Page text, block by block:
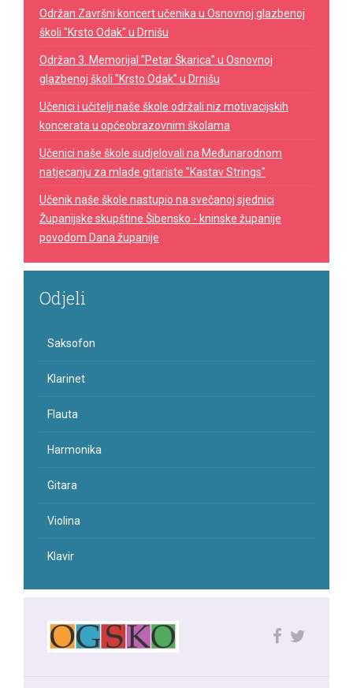
Održan Završni koncert učenika u Osnovnoj glazbenoj
školi "Krsto Odak" u Drnišu
Održan 3. Memorijal "Petar Škarica" u Osnovnoj
glazbenoj školi "Krsto Odak" u Drnišu
Učenici i učitelji naše škole održali niz motivacijskih
koncerata u općeobrazovnim školama
Učenici naše škole sudjelovali na Međunarodnom
natjecanju za mlade gitariste "Kastav Strings"
Učenik naše škole nastupio na svečanoj sjednici
Županijske skupštine Šibensko - kninske županije
povodom Dana županije
Odjeli
Saksofon
Klarinet
Flauta
Harmonika
Gitara
Violina
Klavir